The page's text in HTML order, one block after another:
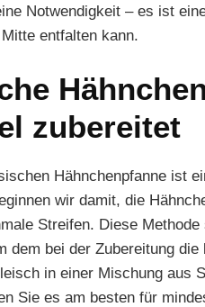
Notwendigkeit – es ist
entfalten kann.
zubereitet
Hähnchenpfanne ist
wir damit, die
Streifen. Diese
dem bei der Zubereitung die
in einer Mischung aus
Sie es am besten für